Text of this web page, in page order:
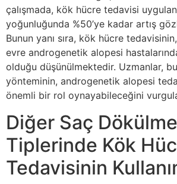
çalışmada, kök hücre tedavisi
yoğunluğunda %50’ye kadar artış
Bunun yanı sıra, kök hücre
evre androgenetik alopesi
olduğu düşünülmektedir. Uzmanlar,
yönteminin, androgenetik alopesi
önemli bir rol oynayabileceğini
Diğer Saç
Tiplerinde Kök
Tedavisinin